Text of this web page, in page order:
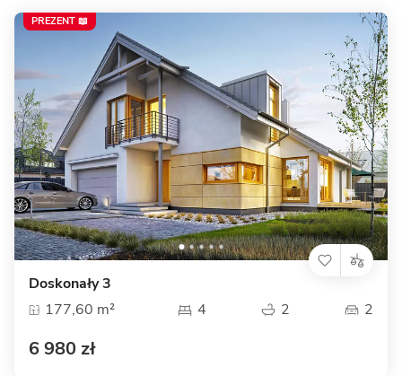
Doskonały 3
177,60 m²
4 2 2
6 980 zł
PREZENT 📖